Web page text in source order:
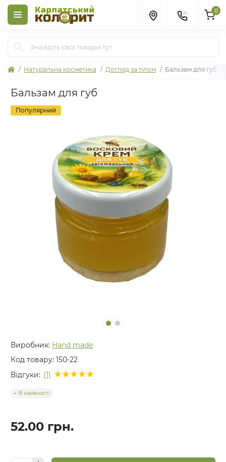
0
Натуральна косметика Догляд за тілом Бальзам для губ
Бальзам для губ
Популярний
Виробник: Hand made
Код товару: 150-22
Відгуки: (1)
В наявності
52.00 грн.